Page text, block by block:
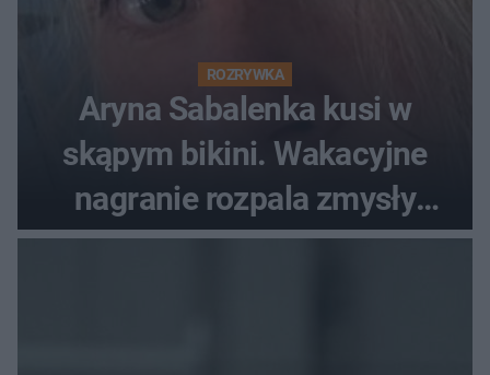
ROZRYWKA
Aryna Sabalenka kusi w
skąpym bikini. Wakacyjne
nagranie rozpala zmysły
fanów